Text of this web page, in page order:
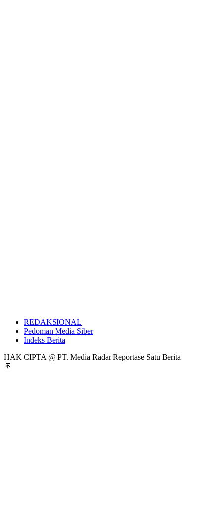
REDAKSIONAL
Pedoman Media Siber
Indeks Berita
HAK CIPTA @ PT. Media Radar Reportase Satu Berita